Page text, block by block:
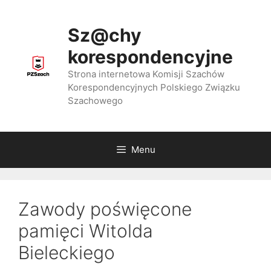
Sz@chy
korespondencyjne
Strona internetowa Komisji Szachów
Korespondencyjnych Polskiego Związku
Szachowego
Menu
Zawody poświęcone
pamięci Witolda
Bieleckiego